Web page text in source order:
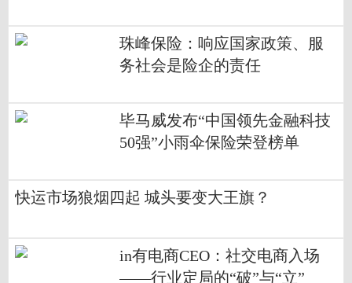
珠峰保险：响应国家政策、服
务社会是险企的责任
毕马威发布“中国领先金融科技
50强”小雨伞保险荣登榜单
快运市场狼烟四起 城头要变大王旗？
in有电商CEO：社交电商入场
——行业定局的“破”与“立”